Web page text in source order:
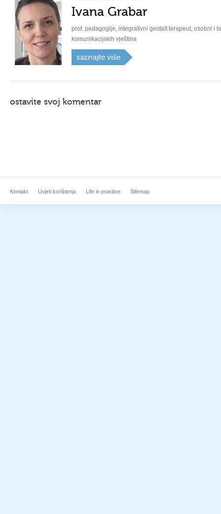
Ivana Grabar
prof. pedagogije, integrativni gestalt terapeut, osobni i
komunikacijskih vještina
saznajte više
ostavite svoj komentar
Kontakt Uvjeti korištenja Life in practice Sitemap